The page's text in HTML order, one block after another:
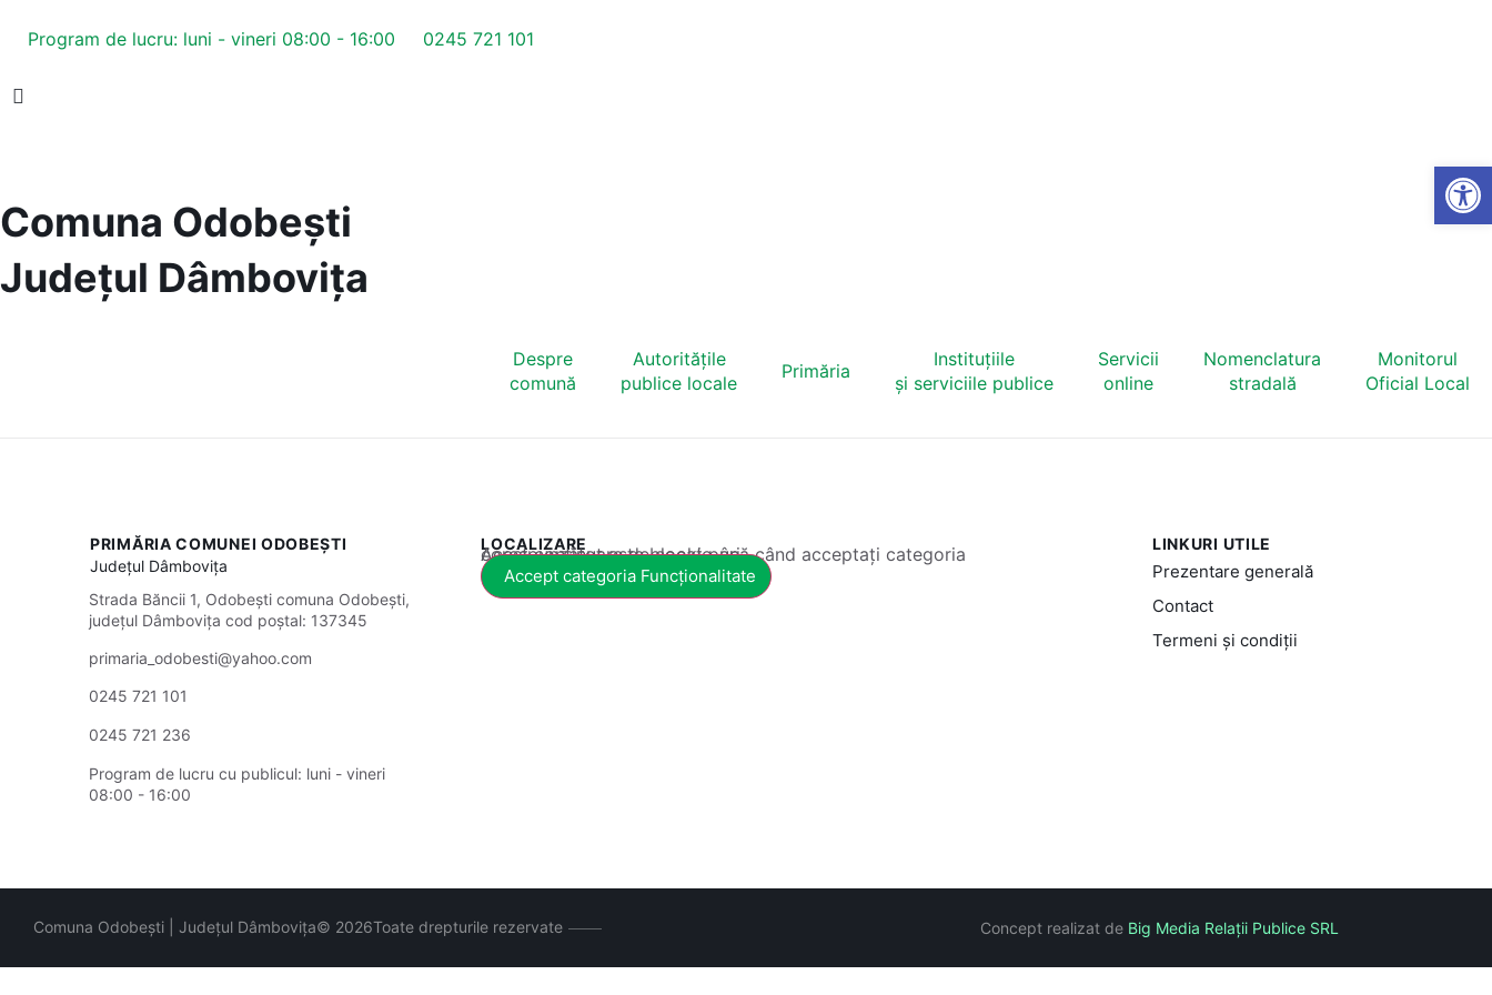
Program de lucru: luni - vineri 08:00 - 16:00 0245 721 101
Comuna Odobești
Județul Dâmbovița
Despre
comună
Autoritățile
publice locale
Primăria
Instituțiile
și serviciile publice
Servicii
online
Nomenclatura
stradală
Monitorul
Oficial Local
PRIMĂRIA COMUNEI ODOBEȘTI
Județul Dâmbovița
Strada Băncii 1, Odobești comuna Odobești,
județul Dâmbovița cod poștal: 137345
primaria_odobesti@yahoo.com
0245 721 101
0245 721 236
Program de lucru cu publicul: luni - vineri
08:00 - 16:00
LOCALIZARE
Acest conținut este blocat până când acceptați categoria corespunzătoare de cookie-uri.
Accept categoria Funcționalitate
LINKURI UTILE
Prezentare generală
Contact
Termeni și condiții
Comuna Odobești | Județul Dâmbovița© 2026Toate drepturile rezervate Concept realizat de Big Media Relații Publice SRL